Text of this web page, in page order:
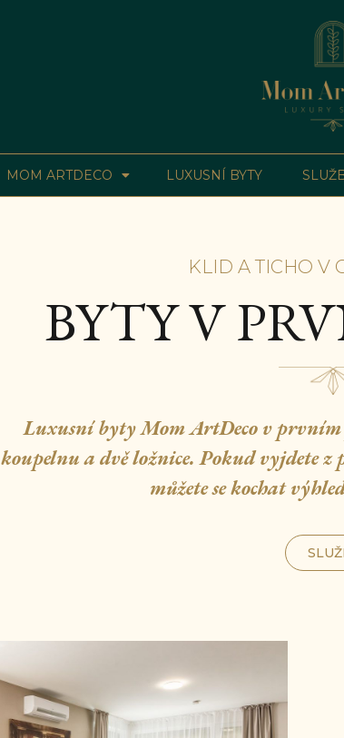
MOM ARTDECO LUXUSNÍ BYTY
KLID A TICHO V
BYTY V
Luxusní byty Mom ArtDeco v
koupelnu a dvě ložnice. Pokud vyjdete z
můžete se kochat